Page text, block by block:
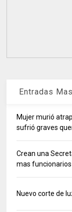
Entradas
Mujer murió
sufrió graves
Crean una
mas
Nuevo corte de